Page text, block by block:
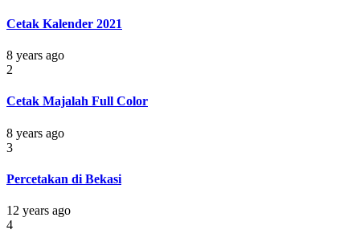
Cetak Kalender 2021
8 years ago
2
Cetak Majalah Full Color
8 years ago
3
Percetakan di Bekasi
12 years ago
4